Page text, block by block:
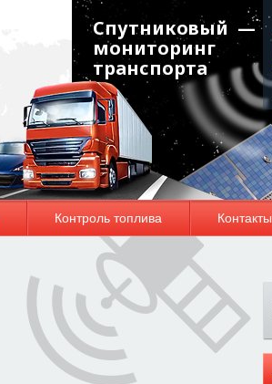
Спутниковый
мониторинг
транспорта
—
Контроль топлива Контакты